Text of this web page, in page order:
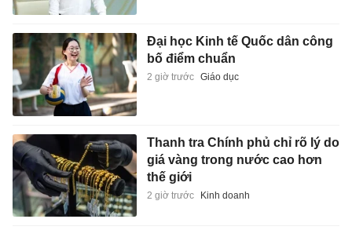
Đại học Kinh tế Quốc dân công
bố điểm chuẩn
2 giờ trước Giáo dục
Thanh tra Chính phủ chỉ rõ lý do
giá vàng trong nước cao hơn
thế giới
2 giờ trước Kinh doanh